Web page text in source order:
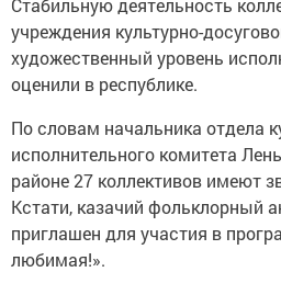
Стабильную деятельность
учреждения культурно-
художественный уровень
оценили в республике.
По словам начальника отдела
исполнительного комитета
районе 27 коллективов имеют
Кстати, казачий фольклорный
приглашен для участия в
любимая!».